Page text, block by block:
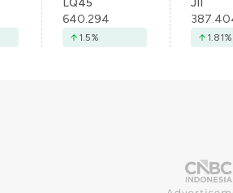
LQ45
640.294
1.5%
JII
1.81%